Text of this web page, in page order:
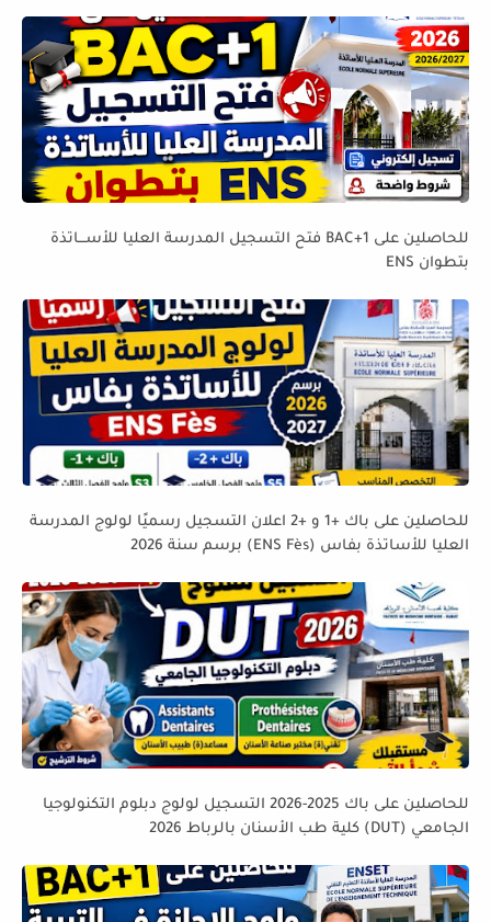
للحاصلين على BAC+1 فتح التسجيل المدرسة العليا للأســـاتذة
بتطوان ENS
للحاصلين على باك +1 و +2 اعلان التسجيل رسميًا لولوج المدرسة
العليا للأساتذة بفاس (ENS Fès) برسم سنة 2026
للحاصلين على باك 2025-2026 التسجيل لولوج دبلوم التكنولوجيا
الجامعي (DUT) كلية طب الأسنان بالرباط 2026